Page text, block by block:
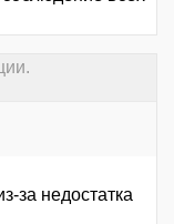
за недостатка